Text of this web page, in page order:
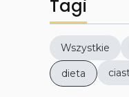
Tagi
Wszystkie
dieta